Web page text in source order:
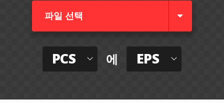
파일 선택
PCS 에 EPS